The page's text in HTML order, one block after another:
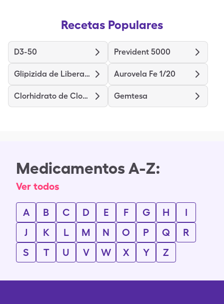
Recetas Populares
D3-50 Prevident 5000
Glipizida de Liberación Prolongada Aurovela Fe 1/20
Clorhidrato de Clomipramina Gemtesa
Medicamentos A-Z:
Ver todos
A B C D E F G H
I
J
K L M N O P Q
R
S
T U V W X Y Z